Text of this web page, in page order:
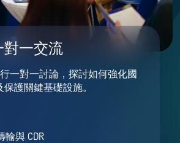
對一交流
行一對一討論，探討如何強化國
護關鍵基礎設施。
輸與 CDR